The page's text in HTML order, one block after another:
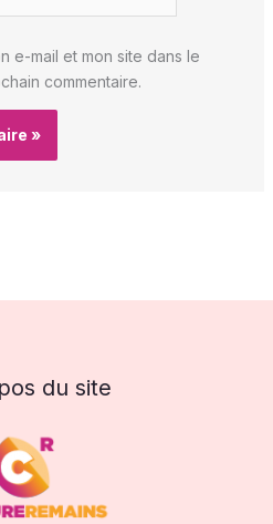
e-mail et mon site dans le
commentaire.
du site